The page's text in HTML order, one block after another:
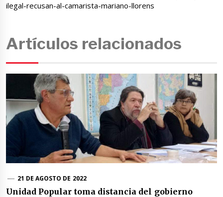
ilegal-recusan-al-camarista-mariano-llorens
Artículos relacionados
21 DE AGOSTO DE 2022
Unidad Popular toma distancia del gobierno